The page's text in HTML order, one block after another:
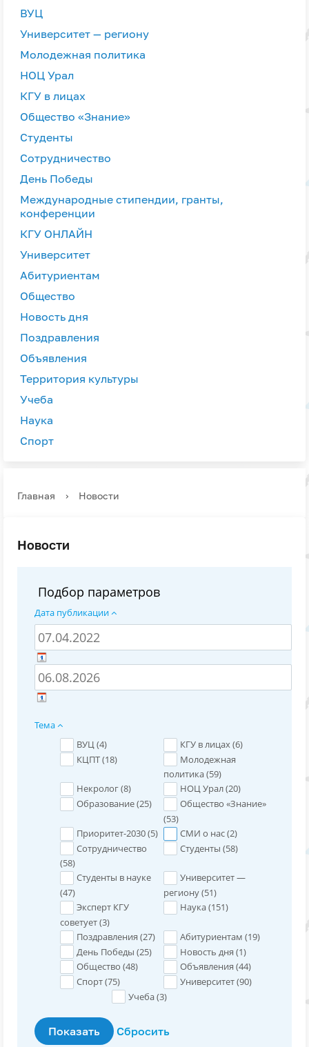
ВУЦ
Университет — региону
Молодежная политика
НОЦ Урал
КГУ в лицах
Общество «Знание»
Студенты
Сотрудничество
День Победы
Международные стипендии, гранты,
конференции
КГУ ОНЛАЙН
Университет
Абитуриентам
Общество
Новость дня
Поздравления
Объявления
Территория культуры
Учеба
Наука
Спорт
Главная › Новости
Новости
Подбор параметров
Дата публикации
Тема
ВУЦ (4) КГУ в лицах (6)
КЦПТ (18)
Молодежная
политика (59)
Некролог (8) НОЦ Урал (20)
Образование (25)
Общество «Знание»
(53)
Приоритет-2030 (5) СМИ о нас (2)
Сотрудничество
(58)
Студенты (58)
Студенты в науке
(47)
Университет —
региону (51)
Эксперт КГУ
советует (3)
Наука (151)
Поздравления (27) Абитуриентам (19)
День Победы (25) Новость дня (1)
Общество (48) Объявления (44)
Спорт (75) Университет (90)
Учеба (3)